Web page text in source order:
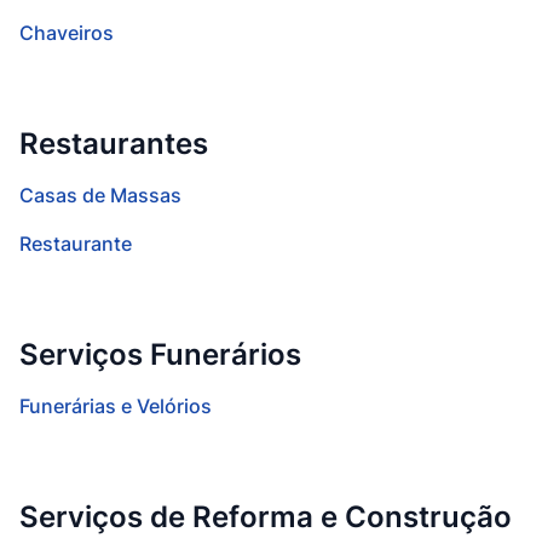
Chaveiros
Restaurantes
Casas de Massas
Restaurante
Serviços Funerários
Funerárias e Velórios
Serviços de Reforma e Construção